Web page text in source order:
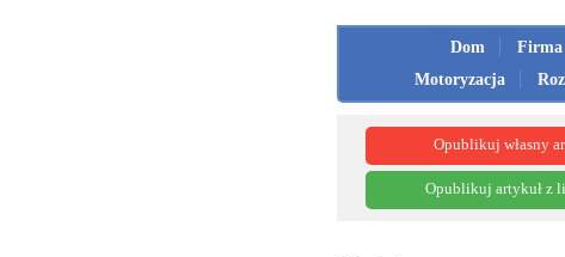
Dom Firma
Motoryzacja
Opublikuj własny
Opublikuj artykuł z